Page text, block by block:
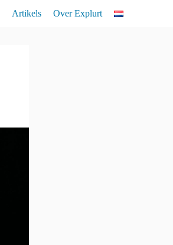
Artikels Over Explurt